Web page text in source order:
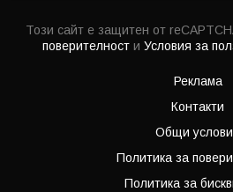
Този сайт е защитен от
поверителност и Условия за
Реклама
Контакти
Общи
Политика за
Политика за